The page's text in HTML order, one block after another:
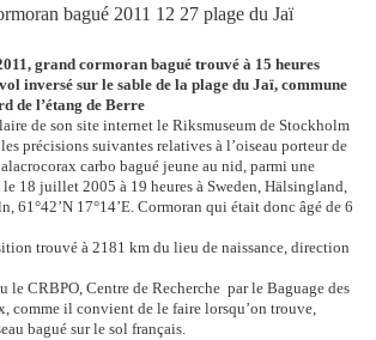
grand cormoran bagué trouvé à 15 heures
inversé sur le sable de la plage du Jaï, commune
de l’étang de Berre
de son site internet le Riksmuseum de Stockholm
précisions suivantes relatives à l’oiseau porteur de
carbo bagué jeune au nid, parmi une
le 18 juillet 2005 à 19 heures à Sweden, Hälsingland,
61°42’N 17°14’E. Cormoran qui était donc âgé de 6
trouvé à 2181 km du lieu de naissance, direction
le CRBPO, Centre de Recherche par le Baguage des
comme il convient de le faire lorsqu’on trouve,
bagué sur le sol français.